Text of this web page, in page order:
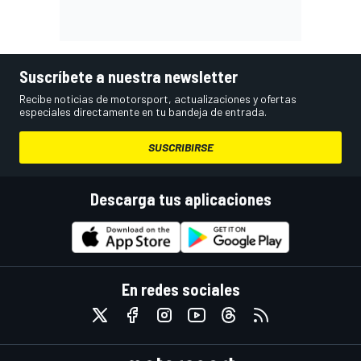
Suscríbete a nuestra newsletter
Recibe noticias de motorsport, actualizaciones y ofertas
especiales directamente en tu bandeja de entrada.
SUSCRIBIRSE
Descarga tus aplicaciones
En redes sociales